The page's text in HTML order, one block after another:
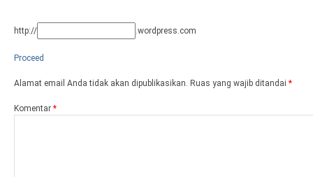
http:// .wordpress.com
Proceed
Alamat email Anda tidak akan dipublikasikan. Ruas yang wajib ditandai *
Komentar *